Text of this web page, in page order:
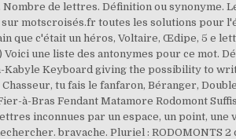
de lettres. Définition ou synonyme.
motscroisés.fr toutes les solutions pour
que c'était un héros, Voltaire, Œdipe, 5 e
une liste des antonymes pour ce mot.
Kabyle Keyboard giving the possibility to
tu fais le fanfaron, Béranger,
à-Bras Fendant Matamore Rodomont
inconnues par un espace, un point,
bravache. Pluriel :